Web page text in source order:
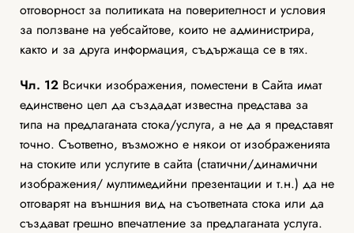
отговорност за политиката на поверителност и условия
за ползване на уебсайтове, които не администрира,
както и за друга информация, съдържаща се в тях.
Чл. 12 Всички изображения, поместени в Сайта имат
единствено цел да създадат известна представа за
типа на предлаганата стока/услуга, а не да я представят
точно. Съответно, възможно е някои от изображенията
на стоките или услугите в сайта (статични/динамични
изображения/ мултимедийни презентации и т.н.) да не
отговарят на външния вид на съответната стока или да
създават грешно впечатление за предлаганата услуга.